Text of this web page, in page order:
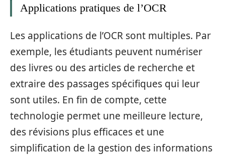
Applications pratiques de l’OCR
Les applications de l’OCR sont multiples. Par
exemple, les étudiants peuvent numériser
des livres ou des articles de recherche et
extraire des passages spécifiques qui leur
sont utiles. En fin de compte, cette
technologie permet une meilleure lecture,
des révisions plus efficaces et une
simplification de la gestion des informations